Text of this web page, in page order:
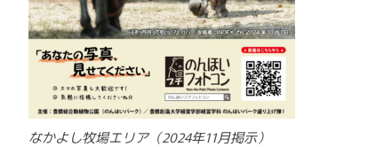
なかよし牧場エリア（2024年11月掲示）